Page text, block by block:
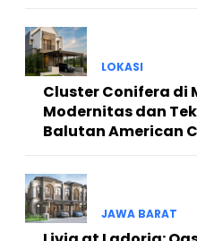
LOKASI
Cluster Conifera di
Modernitas dan
Balutan American
JAWA BARAT